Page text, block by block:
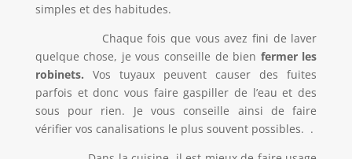
simples et des habitudes.
Chaque fois que vous avez fini de laver
quelque chose, je vous conseille de bien fermer les
robinets. Vos tuyaux peuvent causer des fuites
parfois et donc vous faire gaspiller de l’eau et des
sous pour rien. Je vous conseille ainsi de faire
vérifier vos canalisations le plus souvent possibles. .